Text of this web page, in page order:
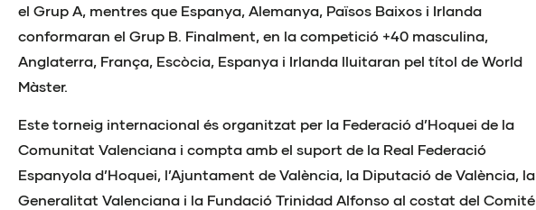
el Grup A, mentres que Espanya, Alemanya, Països Baixos i Irlanda
conformaran el Grup B. Finalment, en la competició +40 masculina,
Anglaterra, França, Escòcia, Espanya i Irlanda lluitaran pel títol de World
Màster.
Este torneig internacional és organitzat per la Federació d’Hoquei de la
Comunitat Valenciana i compta amb el suport de la Real Federació
Espanyola d’Hoquei, l’Ajuntament de València, la Diputació de València, la
Generalitat Valenciana i la Fundació Trinidad Alfonso al costat del Comité